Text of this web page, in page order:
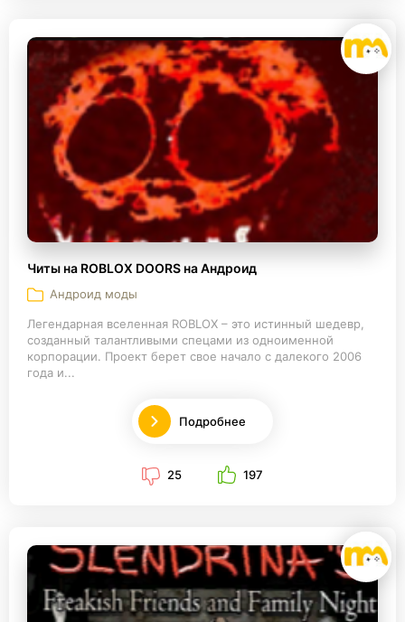
Читы на ROBLOX DOORS на Андроид
Андроид моды
Легендарная вселенная ROBLOX – это истинный шедевр,
созданный талантливыми спецами из одноименной
корпорации. Проект берет свое начало с далекого 2006
года и...
Подробнее
25 197